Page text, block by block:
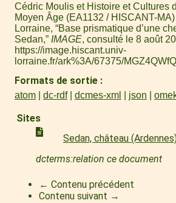
Cédric Moulis et Histoire et Cultures
Moyen Âge (EA1132 / HISCANT-
Lorraine, “Base prismatique d’une
Sedan,” IMAGE, consulté le 8 août
https://image.hiscant.univ-
lorraine.fr/ark%3A/67375/
Formats de sortie
atom dc-rdf dcmes-xml json
Sites
Sedan, château
dcterms:relation ce document
← Contenu précédent
Contenu suivant →